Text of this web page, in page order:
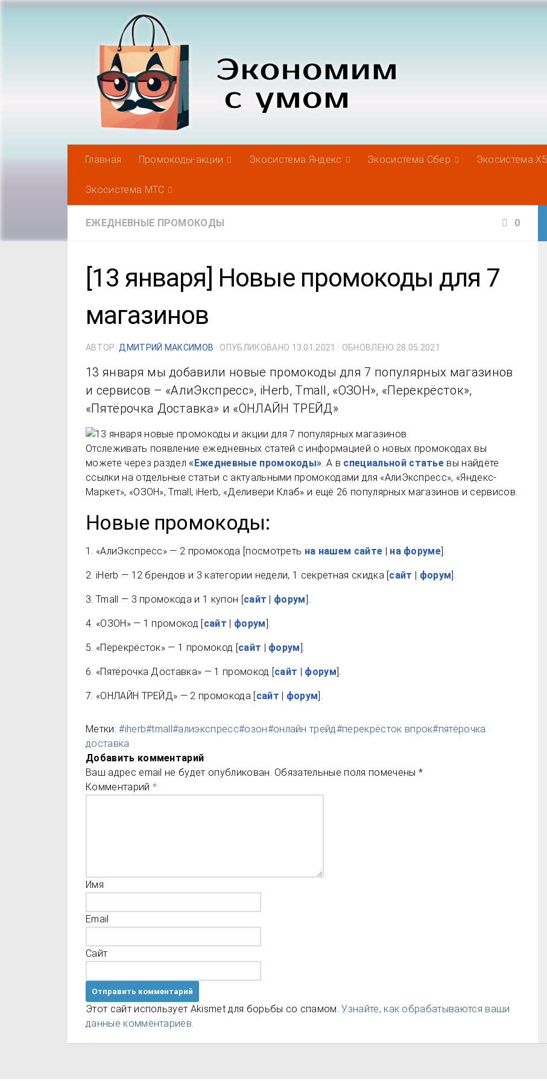
Главная Промокоды-акции Экосистема Яндекс Экосистема Сбер Экосистема Х5
Экосистема МТС
ЕЖЕДНЕВНЫЕ ПРОМОКОДЫ 0
[13 января] Новые промокоды для 7
магазинов
АВТОР: ДМИТРИЙ МАКСИМОВ · ОПУБЛИКОВАНО 13.01.2021 · ОБНОВЛЕНО 28.05.2021
13 января мы добавили новые промокоды для 7 популярных магазинов
и сервисов – «АлиЭкспресс», iHerb, Tmall, «ОЗОН», «Перекрёсток»,
«Пятёрочка Доставка» и «ОНЛАЙН ТРЕЙД»
Отслеживать появление ежедневных статей с информацией о новых промокодах вы
можете через раздел«Ежедневные промокоды». А в специальной статье вы найдёте
ссылки на отдельные статьи с актуальными промокодами для «АлиЭкспресс», «Яндекс-
Маркет», «ОЗОН», Tmall, iHerb, «Деливери Клаб» и ещё 26 популярных магазинов и сервисов.
Новые промокоды:
1. «АлиЭкспресс» — 2 промокода [посмотреть на нашем сайте | на форуме].
2. iHerb — 12 брендов и 3 категории недели, 1 секретная скидка [сайт | форум].
3. Tmall — 3 промокода и 1 купон [сайт | форум].
4. «ОЗОН» — 1 промокод [сайт | форум].
5. «Перекрёсток» — 1 промокод [сайт | форум].
6. «Пятёрочка Доставка» — 1 промокод [сайт | форум].
7. «ОНЛАЙН ТРЕЙД» — 2 промокода [сайт | форум].
Метки: #iherb#tmall#алиэкспресс#озон#онлайн трейд#перекрёсток впрок#пятёрочка
доставка
Добавить комментарий
Ваш адрес email не будет опубликован. Обязательные поля помечены *
Комментарий *
Имя
Email
Сайт
Этот сайт использует Akismet для борьбы со спамом.Узнайте, как обрабатываются ваши
данные комментариев.